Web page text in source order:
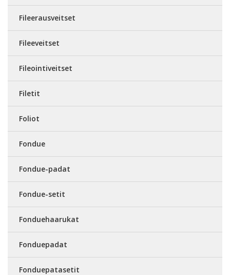
Fileerausveitset
Fileeveitset
Fileointiveitset
Filetit
Foliot
Fondue
Fondue-padat
Fondue-setit
Fonduehaarukat
Fonduepadat
Fonduepatasetit